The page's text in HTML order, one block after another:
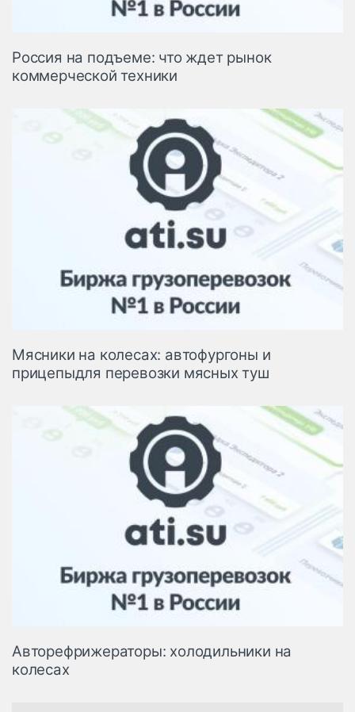
Россия на подъеме: что ждет рынок
коммерческой техники
Мясники на колесах: автофургоны и
прицепыдля перевозки мясных туш
Авторефрижераторы: холодильники на
колесах